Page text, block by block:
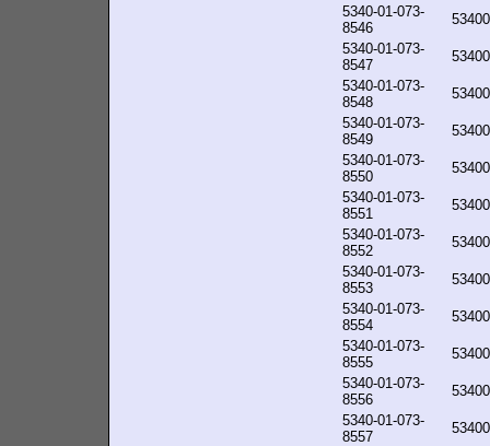
5340-01-073-
8546
5340-01-073-
8547
5340-01-073-
8548
5340-01-073-
8549
5340-01-073-
8550
5340-01-073-
8551
5340-01-073-
8552
5340-01-073-
8553
5340-01-073-
8554
5340-01-073-
8555
5340-01-073-
8556
5340-01-073-
8557